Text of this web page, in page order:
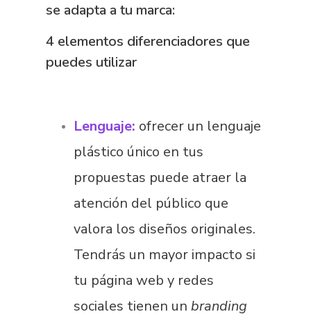
se adapta a tu marca:
4 elementos diferenciadores que
puedes utilizar
Lenguaje: ofrecer un lenguaje
plástico único en tus
propuestas puede atraer la
atención del público que
valora los diseños originales.
Tendrás un mayor impacto si
tu página web y redes
sociales tienen un branding